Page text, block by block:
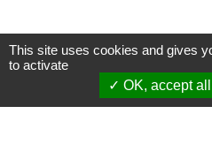
This site uses cookies and gives
to activate
OK, accept all